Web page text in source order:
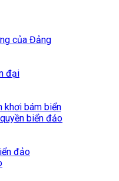
của Đảng
đại
khơi bám biển
biển đảo
đảo